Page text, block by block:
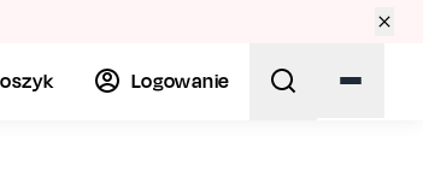
Logowanie